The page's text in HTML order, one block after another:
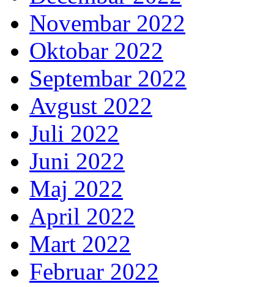
Novembar 2022
Oktobar 2022
Septembar 2022
Avgust 2022
Juli 2022
Juni 2022
Maj 2022
April 2022
Mart 2022
Februar 2022